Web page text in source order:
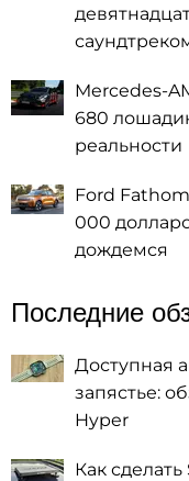
Mercedes-
680
реальности
Ford
000
дождемся
Последние
Доступная
запястье:
Hyper
Как